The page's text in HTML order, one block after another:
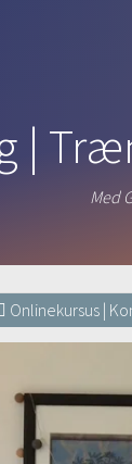
|
Med
Onlinekursus |